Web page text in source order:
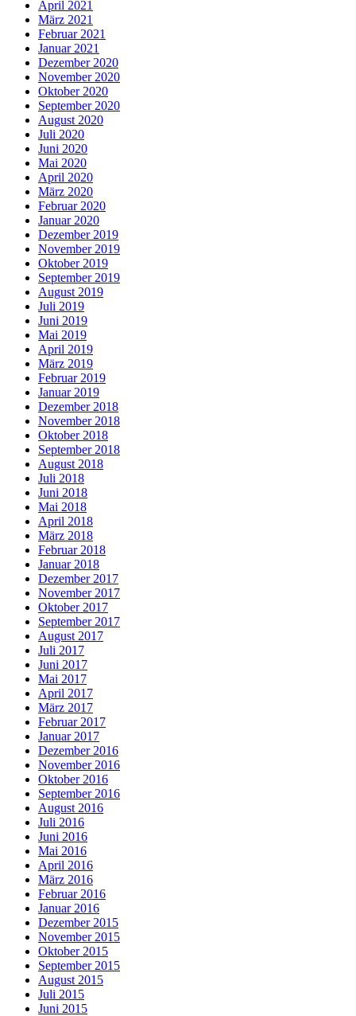
April 2021
März 2021
Februar 2021
Januar 2021
Dezember 2020
November 2020
Oktober 2020
September 2020
August 2020
Juli 2020
Juni 2020
Mai 2020
April 2020
März 2020
Februar 2020
Januar 2020
Dezember 2019
November 2019
Oktober 2019
September 2019
August 2019
Juli 2019
Juni 2019
Mai 2019
April 2019
März 2019
Februar 2019
Januar 2019
Dezember 2018
November 2018
Oktober 2018
September 2018
August 2018
Juli 2018
Juni 2018
Mai 2018
April 2018
März 2018
Februar 2018
Januar 2018
Dezember 2017
November 2017
Oktober 2017
September 2017
August 2017
Juli 2017
Juni 2017
Mai 2017
April 2017
März 2017
Februar 2017
Januar 2017
Dezember 2016
November 2016
Oktober 2016
September 2016
August 2016
Juli 2016
Juni 2016
Mai 2016
April 2016
März 2016
Februar 2016
Januar 2016
Dezember 2015
November 2015
Oktober 2015
September 2015
August 2015
Juli 2015
Juni 2015